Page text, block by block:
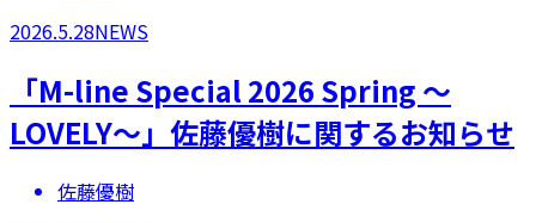
2026.5.28NEWS
​「M-line Special 2026 Spring ～
LOVELY～」佐藤優樹に関するお知らせ
佐藤優樹